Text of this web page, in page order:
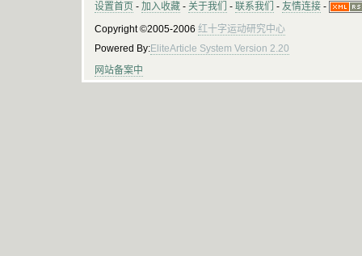
设置首页 - 加入收藏 - 关于我们 - 联系我们 - 友情连接 -
Copyright ©2005-2006 红十字运动研究中心
Powered By:EliteArticle System Version 2.20
网站备案中